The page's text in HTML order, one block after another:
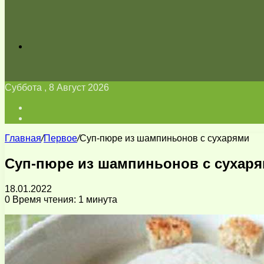
Суббота , 8 Август 2026
Главная/Первое/Суп-пюре из шампиньонов с сухарями
Суп-пюре из шампиньонов с
18.01.2022
0 Время чтения: 1 минута